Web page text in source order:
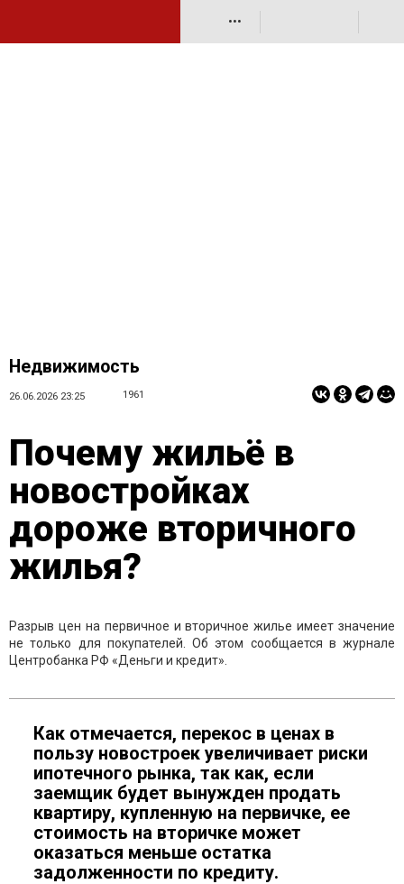
•••
Недвижимость
26.06.2026 23:25 1961
Почему жильё в
новостройках
дороже вторичного
жилья?
Разрыв цен на первичное и вторичное жилье имеет значение
не только для покупателей. Об этом сообщается в журнале
Центробанка РФ «Деньги и кредит».
Как отмечается, перекос в ценах в
пользу новостроек увеличивает риски
ипотечного рынка, так как, если
заемщик будет вынужден продать
квартиру, купленную на первичке, ее
стоимость на вторичке может
оказаться меньше остатка
задолженности по кредиту.